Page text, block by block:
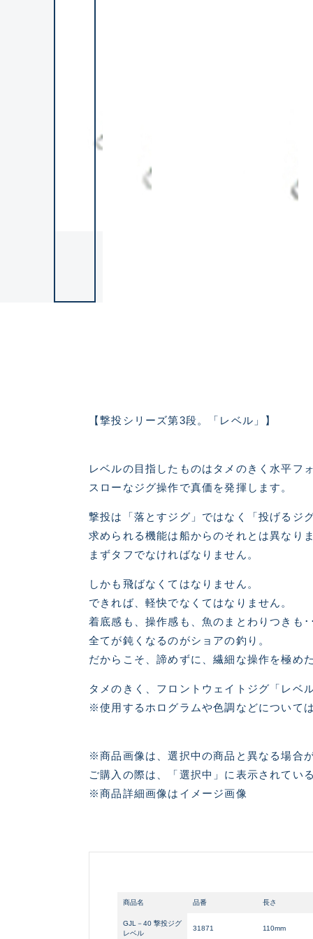
良
【撃投シリーズ第3段。「レベル」】
レベルの目指したものはタメのきく水平フォ
スローなジグ操作で真価を発揮します。
撃投は「落とすジグ」ではなく「投げるジ
求められる機能は船からのそれとは異なりま
まずタフでなければなりません。
しかも飛ばなくてはなりません。
できれば、軽快でなくてはなりません。
着底感も、操作感も、魚のまとわりつきも･
全てが鈍くなるのがショアの釣り。
だからこそ、諦めずに、繊細な操作を極め
タメのきく、フロントウェイトジグ「レベ
※使用するホログラムや色調などについて
※商品画像は、選択中の商品と異なる場合
ご購入の際は、「選択中」に表示されてい
※商品詳細画像はイメージ画像
商品名 品番 長さ
GJL－40 撃投ジグ
レベル
31871 110mm